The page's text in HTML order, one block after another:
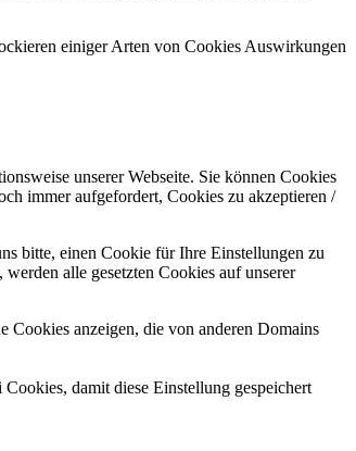
einiger Arten von Cookies Auswirkungen
unserer Webseite. Sie können Cookies
immer aufgefordert, Cookies zu akzeptieren /
bitte, einen Cookie für Ihre Einstellungen zu
alle gesetzten Cookies auf unserer
Cookies anzeigen, die von anderen Domains
damit diese Einstellung gespeichert